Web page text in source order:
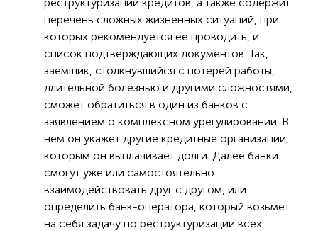
перечень сложных жизненных ситуаций, при
которых рекомендуется ее проводить, и
список подтверждающих документов. Так,
заемщик, столкнувшийся с потерей работы,
длительной болезнью и другими сложностями,
сможет обратиться в один из банков с
заявлением о комплексном урегулировании. В
нем он укажет другие кредитные организации,
которым он выплачивает долги. Далее банки
смогут уже или самостоятельно
взаимодействовать друг с другом, или
определить банк-оператора, который возьмет
на себя задачу по реструктуризации всех